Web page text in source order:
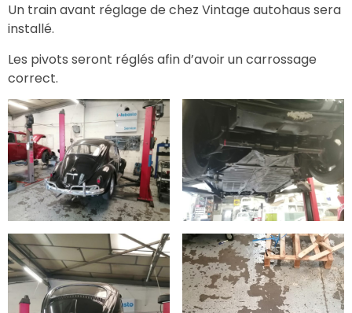
Un train avant réglage de chez Vintage autohaus sera
installé.
Les pivots seront réglés afin d’avoir un carrossage
correct.